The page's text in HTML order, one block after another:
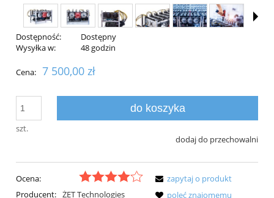
Dostępność:
Dostępny
Wysyłka w:
48 godzin
Cena: 7 500,00 zł
szt.
do koszyka
dodaj do przechowalni
Ocena:
Producent: ŻET Technologies
zapytaj o produkt
poleć znajomemu